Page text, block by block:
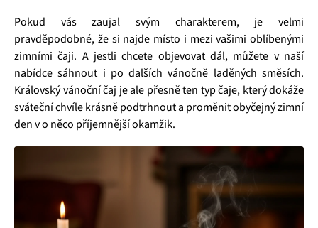
Pokud vás zaujal svým charakterem, je velmi
pravděpodobné, že si najde místo i mezi vašimi oblíbenými
zimními čaji. A jestli chcete objevovat dál, můžete v naší
nabídce sáhnout i po dalších vánočně laděných směsích.
Královský vánoční čaj je ale přesně ten typ čaje, který dokáže
sváteční chvíle krásně podtrhnout a proměnit obyčejný zimní
den v o něco příjemnější okamžik.